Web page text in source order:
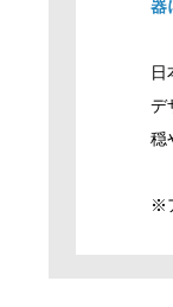
器
デ
穏
※